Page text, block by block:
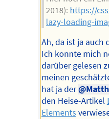
2018): https://
lazy-loading-
Ah, da ist ja auch
Ich konnte mich
darüber gelesen
meinen
hat ja der
den Heise-Artikel
Elements